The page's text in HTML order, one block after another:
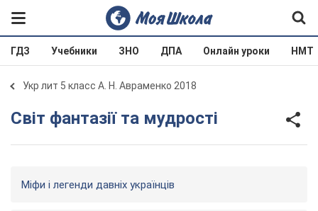
ГДЗ Учебники ЗНО ДПА Онлайн уроки НМТ
Укр лит 5 класс А. Н. Авраменко 2018
Світ фантазії та мудрості
Міфи і легенди давніх українців